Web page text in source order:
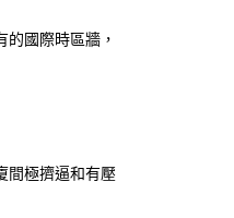
國際時區牆，
間極擠逼和有壓